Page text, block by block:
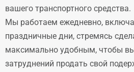
вашего транспортного средства.
Мы работаем ежедневно,
праздничные дни, стремясь
максимально удобным, чтобы
затруднений продать свой